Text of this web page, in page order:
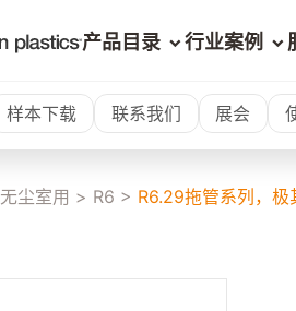
产品目录 行业案例
样本下载 联系我们 展会
无尘室用 > R6 > R6.29拖管系列，